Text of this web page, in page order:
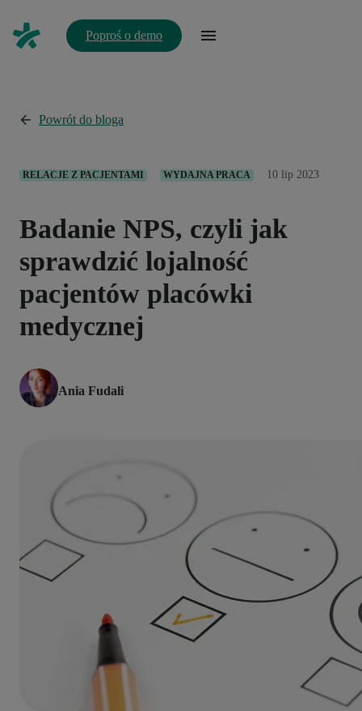
Poproś o demo
Powrót do bloga
RELACJE Z PACJENTAMI WYDAJNA PRACA 10 lip 2023
Badanie NPS, czyli jak
sprawdzić lojalność
pacjentów placówki
medycznej
Ania Fudali